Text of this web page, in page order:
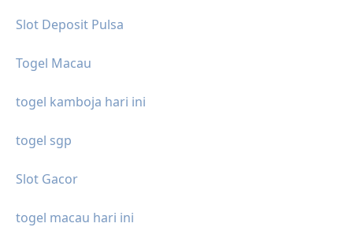
Slot Deposit Pulsa
Togel Macau
togel kamboja hari ini
togel sgp
Slot Gacor
togel macau hari ini